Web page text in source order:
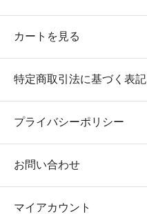
カートを見る
特定商取引法に基づく表記
プライバシーポリシー
お問い合わせ
マイアカウント